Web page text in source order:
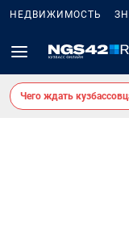
НЕДВИЖИМОСТЬ
Чего ждать